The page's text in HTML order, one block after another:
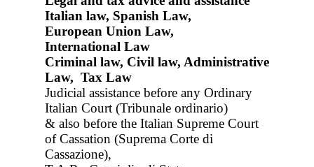
Italian law, Spanish Law,
European Union Law,
International Law
Criminal law, Civil law, Administrative
Law, Tax Law
Judicial assistance before any Ordinary
Italian Court (Tribunale ordinario)
& also before the Italian Supreme Court
of Cassation (Suprema Corte di
Cassazione),